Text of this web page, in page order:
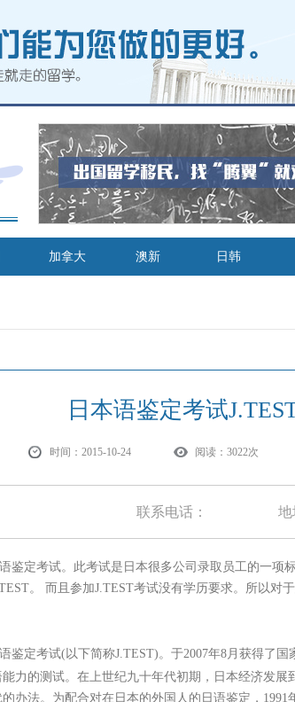
加拿大 澳新 日韩
日本语鉴定考试
时间：2015-10-24 阅读：3022次
联系电话： 地址
考试。此考试是日本很多公司录取员工的一项
。 而且参加J.TEST考试没有学历要求。所以对
鉴定考试(以下简称J.TEST)。于2007年8月获得了
力的测试。在上世纪九十年代初期，日本经济发
办法。为配合对在日本的外国人的日语鉴定，